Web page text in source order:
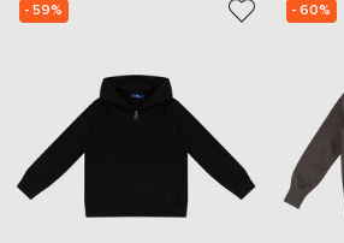
- 59% - 60%